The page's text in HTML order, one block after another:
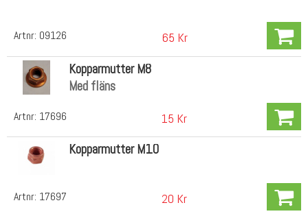
Artnr: 09126 65 Kr
Artnr: 17696
Kopparmutter M8
Med fläns
15 Kr
Artnr: 17697
Kopparmutter M10
20 Kr